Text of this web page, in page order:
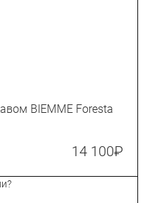
BIEMME Foresta
14 100₽